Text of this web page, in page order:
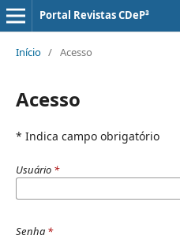
Portal Revistas CDeP³
Início / Acesso
Acesso
* Indica campo obrigatório
Usuário *
Senha *